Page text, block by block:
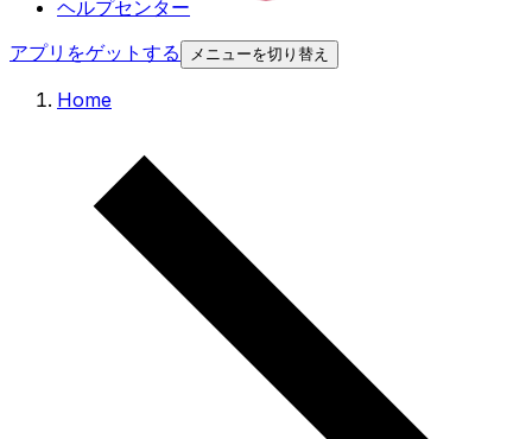
ヘルプセンター
アプリをゲットする
メニューを切り替え
Home